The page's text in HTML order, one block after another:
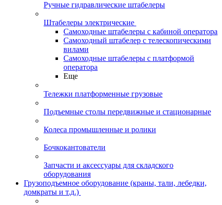
Ручные гидравлические штабелеры
Штабелеры электрические
Самоходные штабелеры с кабиной оператора
Самоходный штабелер с телескопическими
вилами
Самоходные штабелеры с платформой
оператора
Еще
Тележки платформенные грузовые
Подъемные столы передвижные и стационарные
Колеса промышленные и ролики
Бочкокантователи
Запчасти и аксессуары для складского
оборудования
Грузоподъемное оборудование (краны, тали, лебедки,
домкраты и т.д.)